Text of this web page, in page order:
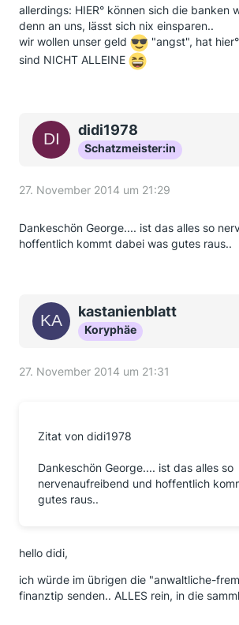
allerdings: HIER° können sich die banken
denn an uns, lässt sich nix einsparen..
wir wollen unser geld
"angst", hat
sind NICHT ALLEINE
didi1978
Schatzmeister:in
27. November 2014 um 21:29
Dankeschön George.... ist das alles so
hoffentlich kommt dabei was gutes raus..
kastanienblatt
Koryphäe
27. November 2014 um 21:31
Zitat von didi1978
Dankeschön George.... ist das alles so
nervenaufreibend und hoffentlich
gutes raus..
hello didi,
ich würde im übrigen die "anwaltliche-
finanztip senden.. ALLES rein, in die